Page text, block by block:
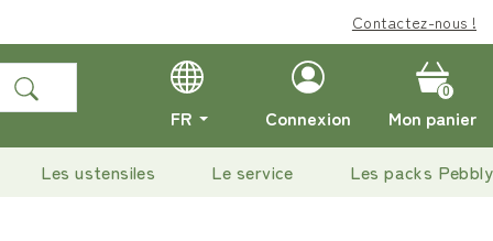
Contactez-nous !
FR Connexion Mon panier
0
Les ustensiles Le service Les packs Pebbly